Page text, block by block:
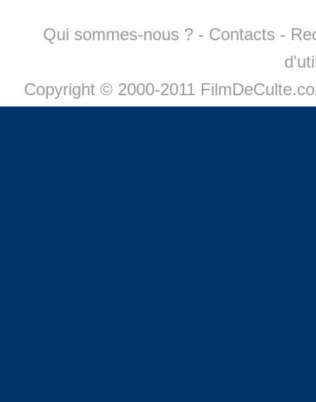
Qui sommes-nous ? - Contacts -
Copyright © 2000-2011